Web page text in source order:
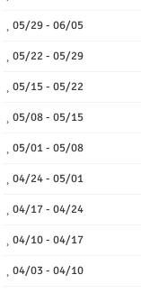
05/29 - 06/05
05/22 - 05/29
05/15 - 05/22
05/08 - 05/15
05/01 - 05/08
04/24 - 05/01
04/17 - 04/24
04/10 - 04/17
04/03 - 04/10